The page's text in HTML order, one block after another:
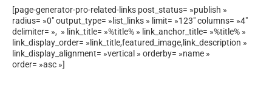
[page-generator-pro-related-links post_status= »publish »
radius= »0″ output_type= »list_links » limit= »123″ columns= »4″
delimiter= », » link_title= »%title% » link_anchor_title= »%title% »
link_display_order= »link_title,featured_image,link_description »
link_display_alignment= »vertical » orderby= »name »
order= »asc »]